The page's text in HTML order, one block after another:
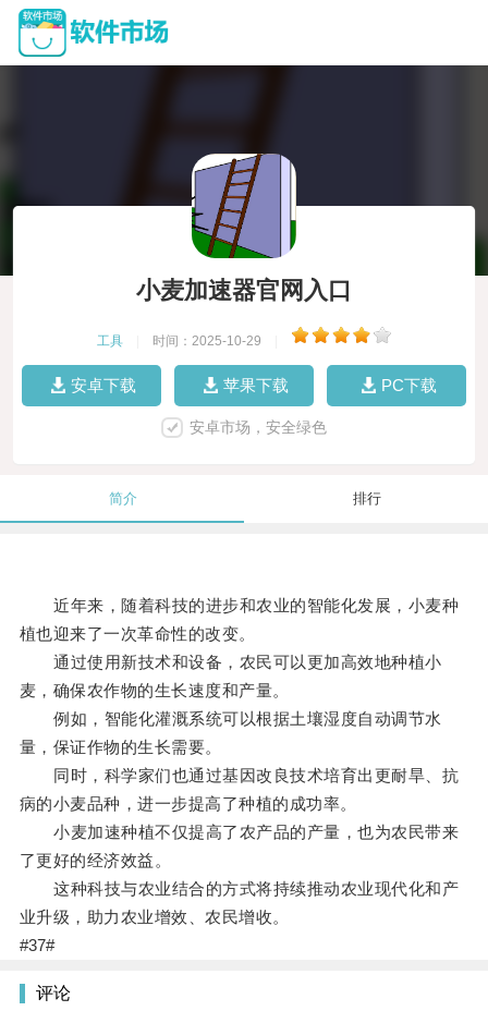
小麦加速器官网入口
工具 时间：2025-10-29
安卓下载 苹果下载 PC下载
安卓市场，安全绿色
简介 排行
近年来，随着科技的进步和农业的智能化发展，小麦种
植也迎来了一次革命性的改变。
通过使用新技术和设备，农民可以更加高效地种植小
麦，确保农作物的生长速度和产量。
例如，智能化灌溉系统可以根据土壤湿度自动调节水
量，保证作物的生长需要。
同时，科学家们也通过基因改良技术培育出更耐旱、抗
病的小麦品种，进一步提高了种植的成功率。
小麦加速种植不仅提高了农产品的产量，也为农民带来
了更好的经济效益。
这种科技与农业结合的方式将持续推动农业现代化和产
业升级，助力农业增效、农民增收。
#37#
评论